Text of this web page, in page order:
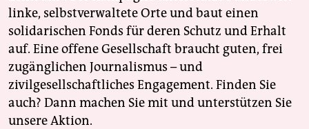
linke, selbstverwaltete Orte und baut einen
solidarischen Fonds für deren Schutz und Erhalt
auf. Eine offene Gesellschaft braucht guten, frei
zugänglichen Journalismus – und
zivilgesellschaftliches Engagement. Finden Sie
auch? Dann machen Sie mit und unterstützen Sie
unsere Aktion.